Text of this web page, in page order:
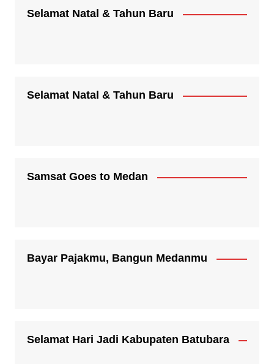
Selamat Natal & Tahun Baru
Selamat Natal & Tahun Baru
Samsat Goes to Medan
Bayar Pajakmu, Bangun Medanmu
Selamat Hari Jadi Kabupaten Batubara